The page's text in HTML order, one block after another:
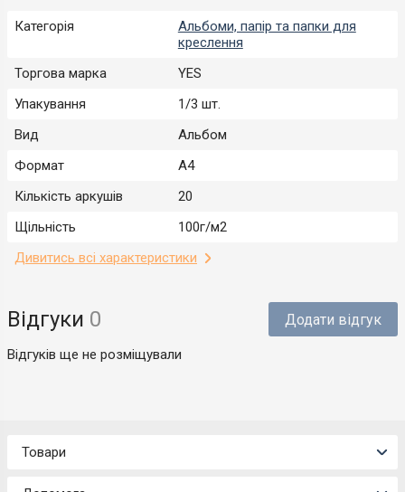
Категорія
Альбоми, папір та папки для
креслення
Торгова марка
YES
Упакування
1/3 шт.
Вид
Альбом
Формат
A4
Кількість аркушів
20
Щільність
100г/м2
Дивитись всі характеристики
Відгуки 0 Додати відгук
Відгуків ще не розміщували
Товари